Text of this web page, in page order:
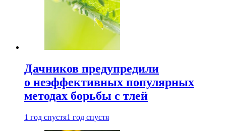
Дачников предупредили
о неэффективных популярных
методах борьбы с тлей
1 год спустя1 год спустя